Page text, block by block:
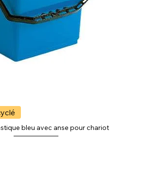
bleu avec anse pour chariot